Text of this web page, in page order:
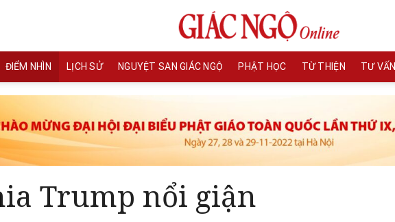
ĐIỂM NHÌN LỊCH SỬ NGUYỆT SAN GIÁC NGỘ PHẬT HỌC TỪ THIỆN TƯ VẤN
Trump nổi giận